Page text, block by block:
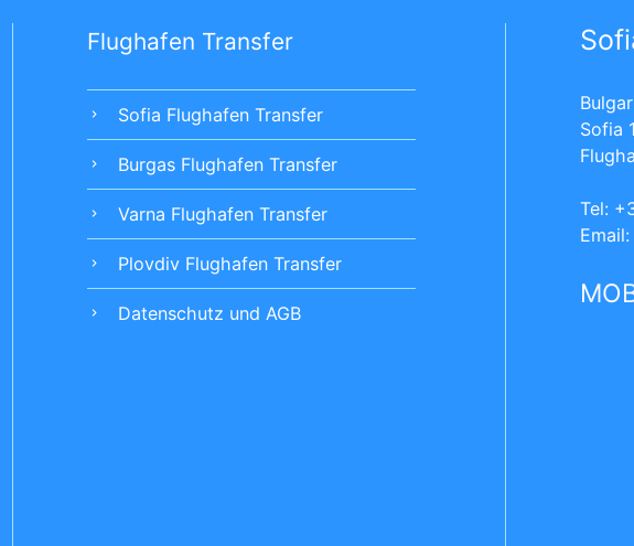
Flughafen Transfer
chevron_right Sofia Flughafen Transfer
chevron_right Burgas Flughafen Transfer
chevron_right Varna Flughafen Transfer
chevron_right Plovdiv Flughafen Transfer
chevron_right Datenschutz und AGB
Sofia
Tel:
Еmail: